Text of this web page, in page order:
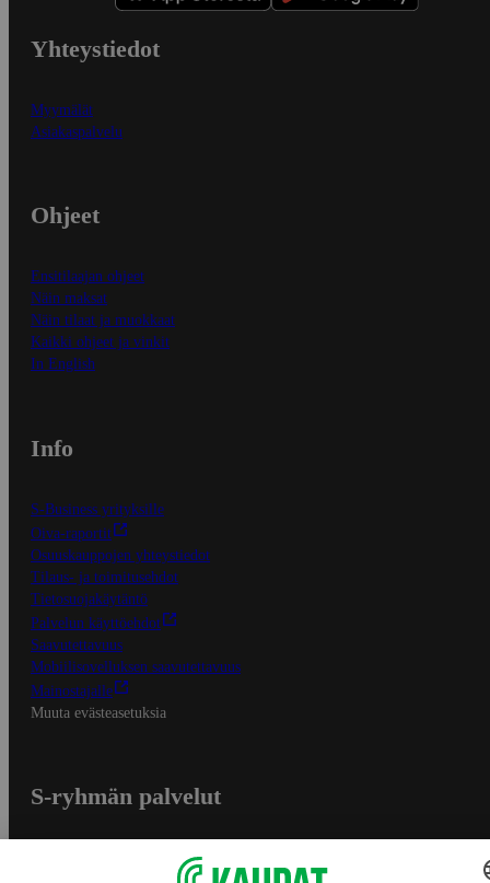
Yhteystiedot
Myymälät
Asiakaspalvelu
Ohjeet
Ensitilaajan ohjeet
Näin maksat
Näin tilaat ja muokkaat
Kaikki ohjeet ja vinkit
In English
Info
S-Business yrityksille
Oiva-raportit
Osuuskauppojen yhteystiedot
Tilaus- ja toimitusehdot
Tietosuojakäytäntö
Palvelun käyttöehdot
Saavutettavuus
Mobiilisovelluksen saavutettavuus
Mainostajalle
Muuta evästeasetuksia
S-ryhmän palvelut